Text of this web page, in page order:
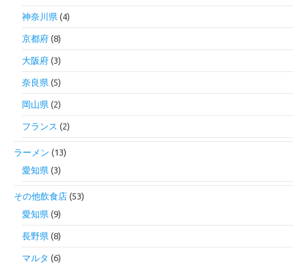
神奈川県 (4)
京都府 (8)
大阪府 (3)
奈良県 (5)
岡山県 (2)
フランス (2)
ラーメン (13)
愛知県 (3)
その他飲食店 (53)
愛知県 (9)
長野県 (8)
マルタ (6)